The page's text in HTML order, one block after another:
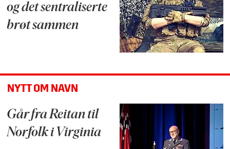
og det sentraliserte
brøt sammen
NYTT OM NAVN
Går fra Reitan til
Norfolk i Virginia